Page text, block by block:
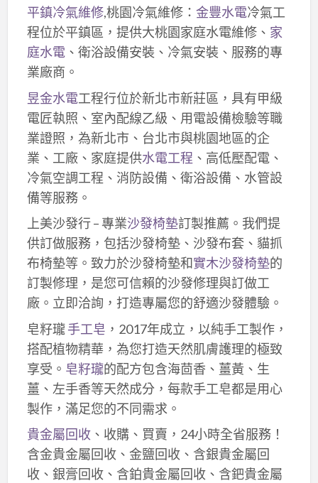
平鎮冷氣維修,桃園冷氣維修： 金豐水電冷氣工
程位於平鎮區，提供大桃園家庭水電維修、 家
庭水電、衛浴設備安裝、冷氣安裝、服務的專
業廠商。
昱金水電工程行位於新北市新莊區，具有甲級
電匠執照、室內配線乙級、用電設備檢驗等職
業證照，為新北市、台北市與桃園地區的企
業、工廠、家庭提供水電工程 、高低壓配電、
冷氣空調工程、消防設備、衛浴設備、水管設
備等服務。
上美沙發行 – 專業沙發椅墊訂製推薦。我們提
供訂做服務，包括沙發椅墊、沙發布套、貓抓
布椅墊等。致力於沙發椅墊和實木沙發椅墊的
訂製修理，是您可信賴的沙發修理與訂做工
廠。立即洽詢，打造專屬您的舒適沙發體驗。
皂籽瓏手工皂 ，2017年成立，以純手工製作，
搭配植物精華，為您打造天然肌膚護理的極致
享受。 皂籽瓏的配方包含海茴香、薑黃、生
薑、左手香等天然成分，每款手工皂都是用心
製作，滿足您的不同需求。
貴金屬回收、收購、買賣，24小時全省服務！
含金貴金屬回收、金鹽回收、含銀貴金屬回
收、銀膏回收、含鉑貴金屬回收、含鈀貴金屬